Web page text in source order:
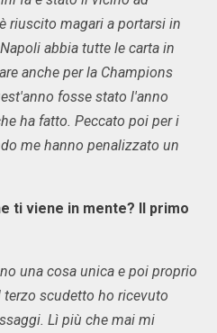
riuscito magari a portarsi in
abbia tutte le carta in
anche per la Champions
fosse stato l'anno
ha fatto. Peccato poi per i
me hanno penalizzato un
ti viene in mente? Il primo
una cosa unica e poi proprio
scudetto ho ricevuto
Lì più che mai mi